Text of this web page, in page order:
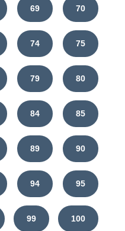
69 70
74 75
79 80
84 85
89 90
94 95
99 100